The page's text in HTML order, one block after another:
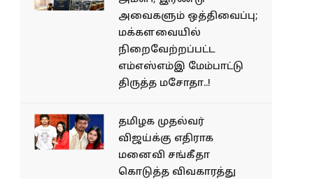
அவைகளும் ஒத்திவைப்பு;
மக்களவையில்
நிறைவேற்றப்பட்ட
எம்எஸ்எம்இ மேம்பாட்டு
திருத்த மசோதா..!
தமிழக முதல்வர்
விஜய்க்கு எதிராக
மனைவி சங்கீதா
கொடுத்த விவகாரத்து